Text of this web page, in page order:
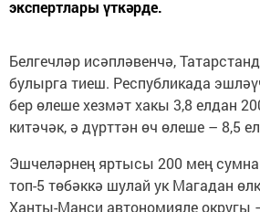
экспертлары үткәрде.
Белгечләр исәпләвенчә,
булырга тиеш. Республикада
бер өлеше хезмәт хакы 3,8 елдан
китәчәк, ә дүрттән өч өлеше – 8,5
Эшчеләрнең яртысы 200 мең
топ-5 төбәккә шулай ук Магадан
Ханты-Манси автономияле округы